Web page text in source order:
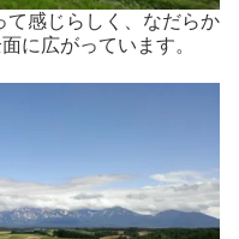
て感じらしく、なだらか
に広がっています。